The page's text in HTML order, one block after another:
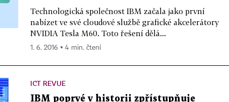
Technologická společnost IBM začala jako první
nabízet ve své cloudové službě grafické akcelerátory
NVIDIA Tesla M60. Toto řešení dělá...
1. 6. 2016 ▪ 4 min. čtení
ICT REVUE
IBM poprvé v historii zpřístupňuje